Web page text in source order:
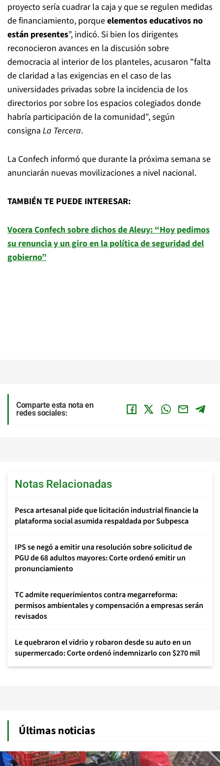
proyecto sería cuadrar la caja y que se regulen medidas
de financiamiento, porqueelementos educativos no
están presentes”, indicó. Si bien los dirigentes
reconocieron avances en la discusión sobre
democracia al interior de los planteles, acusaron "falta
de claridad a las exigencias en el caso de las
universidades privadas sobre la incidencia de los
directorios por sobre los espacios colegiados donde
habría participación de la comunidad", según
consigna La Tercera.
La Confech informó que durante la próxima semana se
anunciarán nuevas movilizaciones a nivel nacional.
TAMBIÉN TE PUEDE INTERESAR:
Vocera Confech sobre dichos de Aleuy: “Hoy pedimos
su renuncia y un giro en la política de seguridad del
gobierno”
Comparte esta nota en
redes sociales:
Notas Relacionadas
Pesca artesanal pide que licitación industrial financie la
plataforma social asumida respaldada por Subpesca
IPS se negó a emitir una resolución sobre solicitud de
PGU de 68 adultos mayores: Corte ordenó emitir un
pronunciamiento
TC admite requerimientos contra megarreforma:
permisos ambientales y compensación a empresas serán
revisados
Le quebraron el vidrio y robaron desde su auto en un
supermercado: Corte ordenó indemnizarlo con $270 mil
Últimas noticias